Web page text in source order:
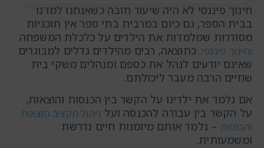
חינוך פיננסי לא היה שיעור חובה כשאנחנו למדנו
בבית הספר, גם כיום במרבית בתי ספר אין תוכניות
מסודרות שמלמדות את הילדים על כלכלת המשפחה
וחינוך פיננסי. כתוצאה, רבים מהילדים גדלים למבוגרים
שאינם יודעים לנהל את כספם ומנהלים משקי בית
שחיים הרבה מעבר ליכולתם.
אם נלמד את ילדינו על הקשר בין הכנסות והוצאות,
על הקשר בין עבודה להכנסה ועל ניהול תקציב הוצאות
והכנסות – נלמד אותם מיומנות חיים נדרשת
ומשמעותית.